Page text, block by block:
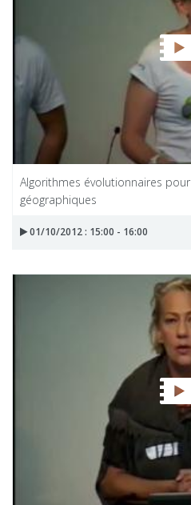
Algorithmes évolutionnaires
géographiques
01/10/2012 : 15:00 - 16:00